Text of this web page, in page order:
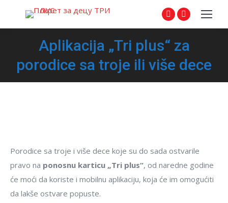
Facebook
opens
in
new
Instagram
opens
in
new
Aplikacija „Tri plus“ za
porodice sa troje ili više dece
Porodice sa troje i više dece koje su do sada ostvarile
pravo na ponosnu karticu „Tri plus“, od naredne godine
će moći da koriste i mobilnu aplikaciju, koja će im omogućiti
da lakše ostvare popuste.